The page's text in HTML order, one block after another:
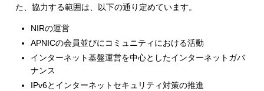
た、協力する範囲は、以下の通り定めています。
NIRの運営
APNICの会員並びにコミュニティにおける活動
インターネット基盤運営を中心としたインターネットガバ
ナンス
IPv6とインターネットセキュリティ対策の推進